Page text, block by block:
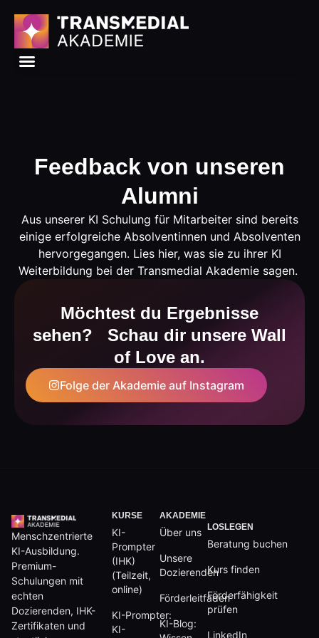
Feedback von unseren
Alumni
Aus unserer KI Schulung für Mitarbeiter sind bereits
einige erfolgreiche Absolventinnen und Absolventen
hervorgegangen. Lies hier, was sie zu ihrer KI
Weiterbildung bei der Transmedial Akademie sagen.
Möchtest du Ergebnisse
sehen? Schau dir unsere Wall
of Love an.
Folge der Akademie auf Instagram
Menschzentrierte
KI-Ausbildung.
Premium-
Schulungen mit
echten
Dozierenden, IHK-
Zertifikaten und
KURSE
KI-
Prompter
(IHK)
(Teilzeit,
online)
KI-Prompter:
KI-
AKADEMIE
Über uns
Unsere
Dozierenden
Förderleitfaden
KI-Blog:
LOSLEGEN
Beratung buchen
Kurs finden
Förderfähigkeit
prüfen
LinkedIn